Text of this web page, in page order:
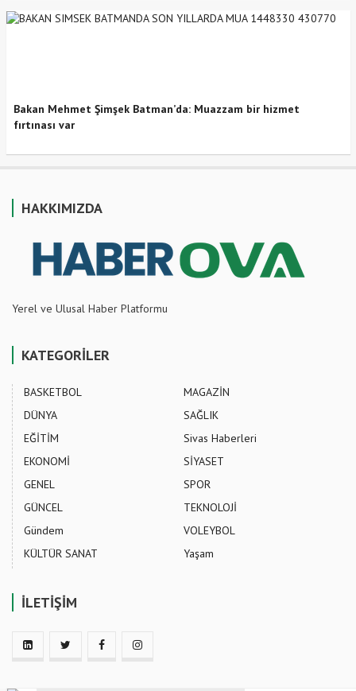
Bakan Mehmet Şimşek Batman’da: Muazzam bir hizmet
fırtınası var
HAKKIMIZDA
Yerel ve Ulusal Haber Platformu
KATEGORİLER
BASKETBOL
DÜNYA
EĞİTİM
EKONOMİ
GENEL
GÜNCEL
Gündem
KÜLTÜR SANAT
MAGAZİN
SAĞLIK
Sivas Haberleri
SİYASET
SPOR
TEKNOLOJİ
VOLEYBOL
Yaşam
İLETİŞİM